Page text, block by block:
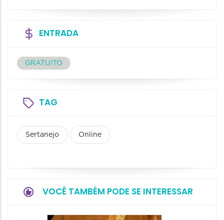
ENTRADA
GRATUITO
TAG
Sertanejo Online
VOCÊ TAMBÉM PODE SE INTERESSAR